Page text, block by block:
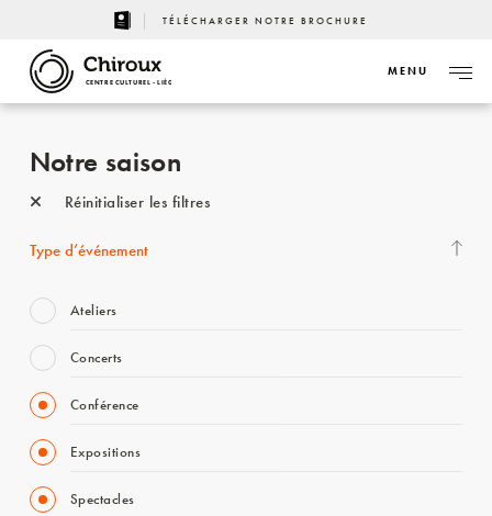
TÉLÉCHARGER NOTRE BROCHURE
CENTRE CULTUREL - LIÈGE
MENU
Notre saison
Réinitialiser les filtres
Type d’événement
Ateliers
Concerts
Conférence
Expositions
Spectacles